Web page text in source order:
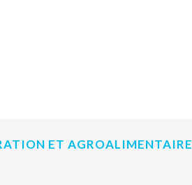
ET AGROALIMENTAIRE